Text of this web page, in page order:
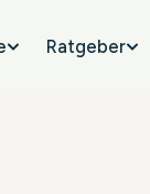
Ratgeber